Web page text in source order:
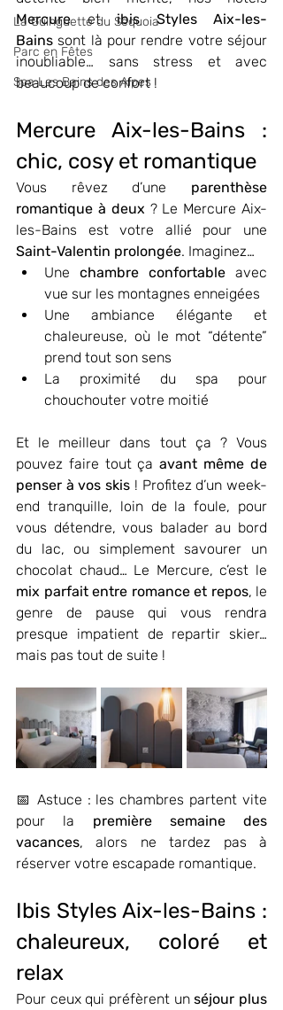
La Guinguette du Séquoia
Parc en Fêtes
Spa Les Bains des Alpes
Mercure et ibis Styles Aix-les-
Bains sont là pour rendre votre séjour
inoubliable… sans stress et avec
beaucoup de confort !
Mercure Aix-les-Bains :
chic, cosy et romantique
Vous rêvez d’une parenthèse
romantique à deux ? Le Mercure Aix-
Saint-Valentin prolongée. Imaginez…
Une chambre confortable avec
vue sur les montagnes enneigées
Une ambiance élégante et
chaleureuse, où le mot “détente”
prend tout son sens
La proximité du spa pour
chouchouter votre moitié
Et le meilleur dans tout ça ? Vous
pouvez faire tout ça avant même de
penser à vos skis ! Profitez d’un week-
end tranquille, loin de la foule, pour
vous détendre, vous balader au bord
du lac, ou simplement savourer un
mix parfait entre romance et repos, le
genre de pause qui vous rendra
presque impatient de repartir skier…
mais pas tout de suite !
📅 Astuce : les chambres partent vite
pour la première semaine des
vacances, alors ne tardez pas à
réserver votre escapade romantique.
Ibis Styles Aix-les-Bains :
chaleureux, coloré et
relax
Pour ceux qui préfèrent un séjour plus